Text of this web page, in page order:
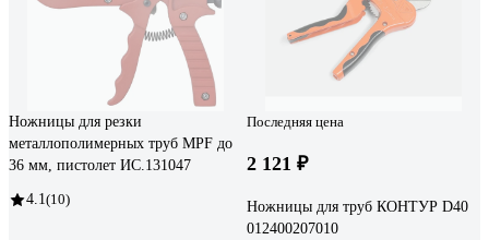
Ножницы для резки
металлополимерных труб MPF до
36 мм, пистолет ИС.131047
4.1 (10)
Последняя цена
2 121 ₽
Ножницы для труб КОНТУР D40
012400207010